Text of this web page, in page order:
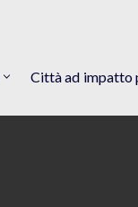
Città ad impatto